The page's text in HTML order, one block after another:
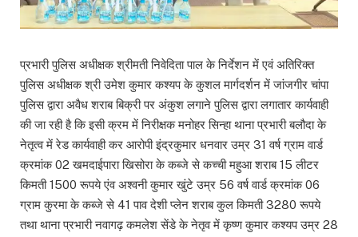
प्रभारी पुलिस अधीक्षक श्रीमती निवेदिता पाल के निर्देशन में एवं अतिरिक्त
पुलिस अधीक्षक श्री उमेश कुमार कश्यप के कुशल मार्गदर्शन में जांजगीर चांपा
पुलिस द्वारा अवैध शराब बिक्री पर अंकुश लगाने पुलिस द्वारा लगातार कार्यवाही
की जा रही है कि इसी क्रम में निरीक्षक मनोहर सिन्हा थाना प्रभारी बलौदा के
नेतृत्व में रेड कार्यवाही कर आरोपी इंद्रकुमार धनवार उम्र 31 वर्ष ग्राम वार्ड
क्रमांक 02 खमदाईपारा खिसोरा के कब्जे से कच्ची महुआ शराब 15 लीटर
किमती 1500 रूपये एंव अश्वनी कुमार खुंटे उम्र 56 वर्ष वार्ड क्रमांक 06
ग्राम कुरमा के कब्जे से 41 पाव देशी प्लेन शराब कुल किमती 3280 रूपये
तथा थाना प्रभारी नवागढ़ कमलेश सेंडे के नेतृव में कृष्ण कुमार कश्यप उम्र 28